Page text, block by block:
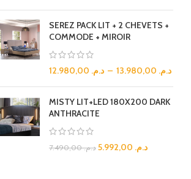
SEREZ PACK LIT + 2 CHEVETS +
COMMODE + MIROIR
د.م. – د.م.
MISTY LIT+LED 180X200 DARK
ANTHRACITE
د.م.7.490,00 د.م.